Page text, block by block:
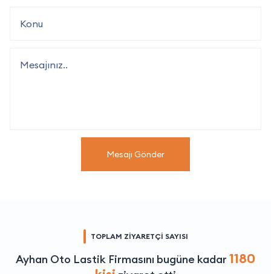
Mesajı Gönder
TOPLAM ZİYARETÇİ SAYISI
Ayhan Oto Lastik Firmasını bugüne kadar 1180